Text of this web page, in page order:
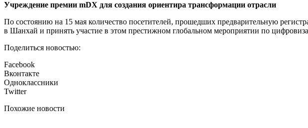
Учреждение премии mDX для создания ориентира трансформации отрасли
По состоянию на 15 мая количество посетителей, прошедших предварительную
в Шанхай и принять участие в этом престижном глобальном мероприятии по
Поделиться новостью:
Facebook
Вконтакте
Одноклассники
Twitter
Похожие новости